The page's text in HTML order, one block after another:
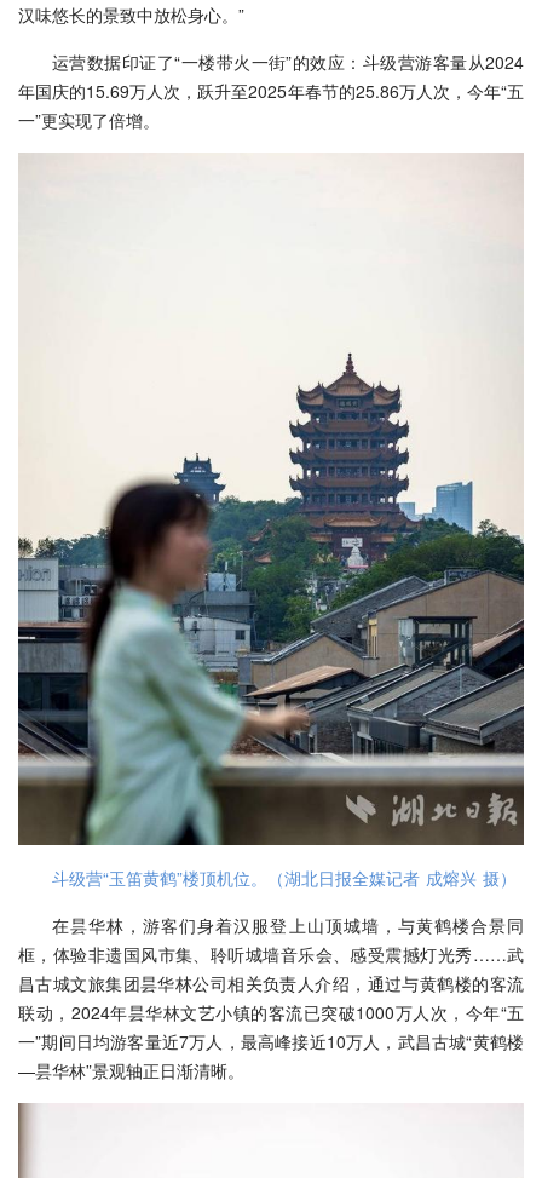
汉味悠长的景致中放松身心。”
运营数据印证了“一楼带火一街”的效应：斗级营游客量从2024
年国庆的15.69万人次，跃升至2025年春节的25.86万人次，今年“五
一”更实现了倍增。
斗级营“玉笛黄鹤”楼顶机位。（湖北日报全媒记者 成熔兴 摄）
在昙华林，游客们身着汉服登上山顶城墙，与黄鹤楼合景同
框，体验非遗国风市集、聆听城墙音乐会、感受震撼灯光秀……武
昌古城文旅集团昙华林公司相关负责人介绍，通过与黄鹤楼的客流
联动，2024年昙华林文艺小镇的客流已突破1000万人次，今年“五
一”期间日均游客量近7万人，最高峰接近10万人，武昌古城“黄鹤楼
—昙华林”景观轴正日渐清晰。